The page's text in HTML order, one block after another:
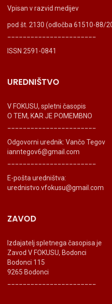
Vpisan v razvid medijev
pod št. 2130 (odločba 61510-88/
ISSN 2591-0841
UREDNIŠTVO
V FOKUSU, spletni časopis
O TEM, KAR JE POMEMBNO
Odgovorni urednik: Vančo Tegov
ianntegov6@gmail.com
E-pošta uredništva:
urednistvo.vfokusu@gmail.com
ZAVOD
Izdajatelj spletnega časopisa je
Zavod V FOKUSU, Bodonci
Bodonci 115
9265 Bodonci